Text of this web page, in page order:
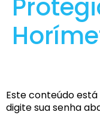
Este conteúdo
digite sua senha